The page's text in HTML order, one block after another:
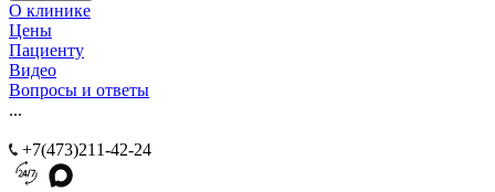
О клинике
Цены
Пациенту
Видео
Вопросы и ответы
...
+7(473)211-42-24